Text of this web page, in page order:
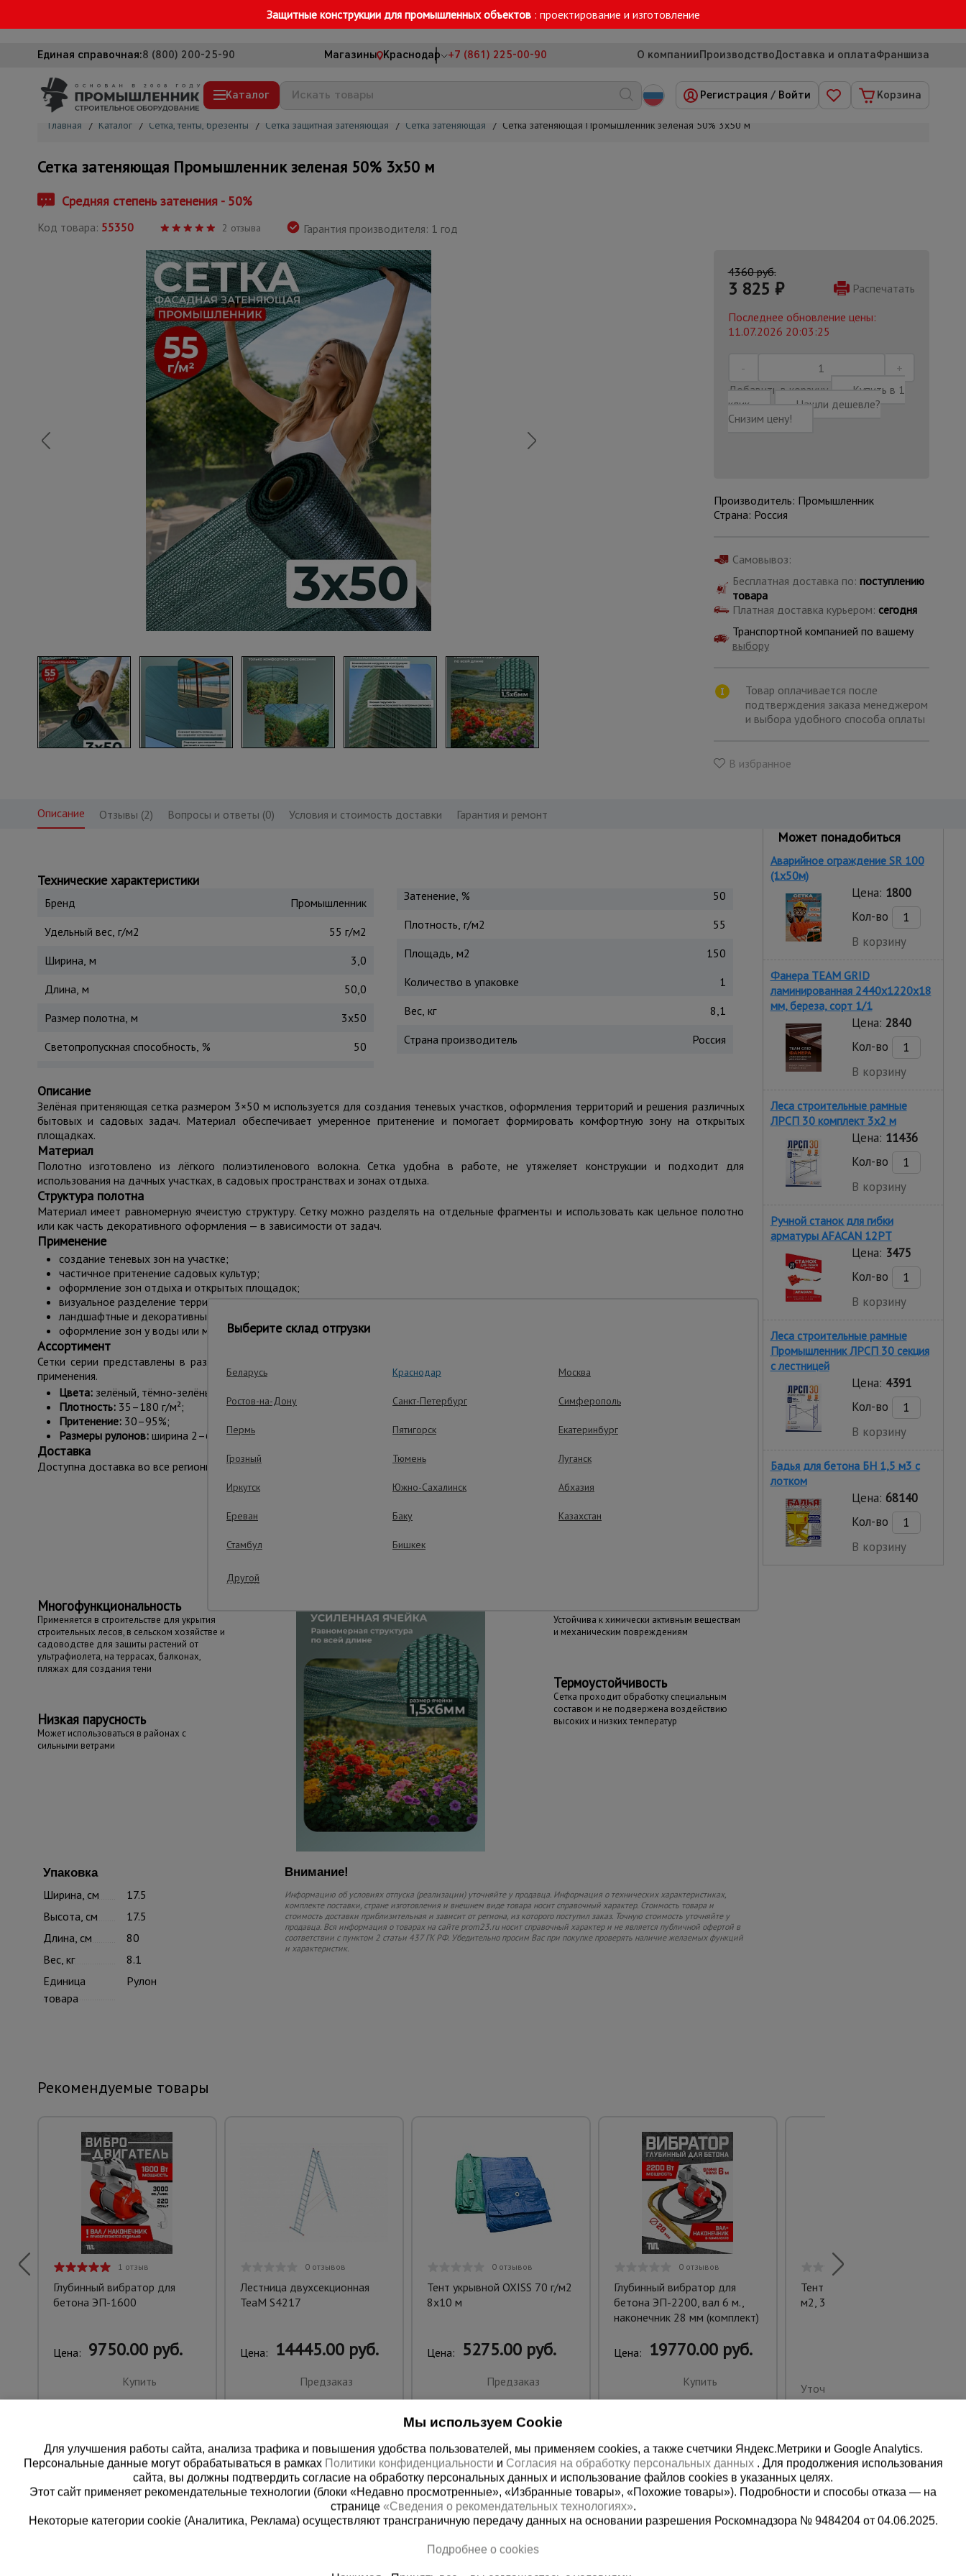
Защитные конструкции для промышленных объектов : проектирование и изготовление
Единая справочная:8 (800) 200-25-90 Магазины Краснодар +7 (861) 225-00-90 О компанииПроизводствоДоставка и оплатаФраншиза
Каталог
Вышки-туры
Подмости строительные
Сетка, тенты, брезенты
Грузоподъемное оборудование
Мусоропровод строительный
Фанера ламинированная
Опалубка
Вибротехника для строительства
Оборудование для работы с арматурой
Оборудование для бетонных работ
Техника для склада
Тачки строительные и садовые
Лестницы и стремянки
Штукатурные комплекты
Сварочные аппараты
Тепловые пушки
Металл и металлообработка
всех
Регистрация / Войти Корзина
Главная / Каталог / Сетка, тенты, брезенты / Сетка защитная затеняющая / Сетка затеняющая / Сетка затеняющая Промышленник зеленая 50% 3х50 м
Сетка затеняющая Промышленник зеленая 50% 3х50 м
Средняя степень затенения - 50%
Код товара: 55350 2 отзыва Гарантия производителя: 1 год
4360 руб.
3 825 ₽
Распечатать
Последнее обновление цены:
11.07.2026 20:03:25
Добавить в корзину
Купить в 1
клик
Нашли дешевле?
Снизим цену!
Производитель: Промышленник
Страна: Россия
Самовывоз:
Бесплатная доставка по: поступлению
товара
Платная доставка курьером: сегодня
Транспортной компанией по вашему
выбору
Товар оплачивается после
подтверждения заказа менеджером
и выбора удобного способа оплаты
В избранное
Описание Отзывы (2) Вопросы и ответы (0) Условия и стоимость доставки Гарантия и ремонт
Технические характеристики
Бренд
Промышленник
Удельный вес, г/м2
55 г/м2
Ширина, м
3,0
Длина, м
50,0
Размер полотна, м
3х50
Светопропускная способность, %
50
Затенение, %
50
Плотность, г/м2
55
Площадь, м2
150
Количество в упаковке
1
Вес, кг
8,1
Страна производитель
Россия
Описание
Зелёная притеняющая сетка размером 3×50 м используется для создания теневых участков, оформления территорий и решения различных
бытовых и садовых задач. Материал обеспечивает умеренное притенение и помогает формировать комфортную зону на открытых
площадках.
Материал
Полотно изготовлено из лёгкого полиэтиленового волокна. Сетка удобна в работе, не утяжеляет конструкции и подходит для
использования на дачных участках, в садовых пространствах и зонах отдыха.
Структура полотна
Материал имеет равномерную ячеистую структуру. Сетку можно разделять на отдельные фрагменты и использовать как цельное полотно
или как часть декоративного оформления — в зависимости от задач.
Применение
создание теневых зон на участке;
частичное притенение садовых культур;
оформление зон отдыха и открытых площадок;
визуальное разделение территории;
ландшафтные и декоративные задачи;
оформление зон у воды или мест проведения мероприятий.
Ассортимент
Сетки серии представлены в различных плотностях, цветах и размерах, что позволяет выбрать подходящий вариант для конкретного
применения.
Цвета:зелёный, тёмно-зелёный, белый, голубой, оранжевый;
Плотность:35–180 г/м²;
Притенение:30–95%;
Размеры рулонов:ширина 2–6 м, длина 10–100 м.
Доставка
Доступна доставка во все регионы России. Материал поставляется в рулонах, удобных для транспортировки и хранения.
Важные преимущества – эффективная работа
Многофункциональность
Применяется в строительстве для укрытия
строительных лесов, в сельском хозяйстве и
садоводстве для защиты растений от
ультрафиолета, на террасах, балконах,
пляжах для создания тени
Низкая парусность
Может использоваться в районах с
сильными ветрами
Устойчива к химически активным веществам
и механическим повреждениям
Термоустойчивость
Сетка проходит обработку специальным
составом и не подвержена воздействию
высоких и низких температур
Упаковка
Ширина, см
17.5
Высота, см
17.5
Длина, см
80
Вес, кг
8.1
Единица
товара
Рулон
Внимание!
Информацию об условиях отпуска (реализации) уточняйте у продавца. Информация о технических характеристиках,
комплекте поставки, стране изготовления и внешнем виде товара носит справочный характер. Стоимость товара и
стоимость доставки приблизительная и зависит от региона, из которого поступил заказ. Точную стоимость уточняйте у
продавца. Вся информация о товарах на сайте prom23.ru носит справочный характер и не является публичной офертой в
соответствии с пунктом 2 статьи 437 ГК РФ. Убедительно просим Вас при покупке проверять наличие желаемых функций
и характеристик.
Может понадобиться
Аварийное ограждение SR 100
(1х50м)
Цена: 1800
Кол-во
В корзину
Фанера TEAM GRID
ламинированная 2440х1220х18
мм, береза, сорт 1/1
Цена: 2840
Кол-во
В корзину
Леса строительные рамные
ЛРСП 30 комплект 3x2 м
Цена: 11436
Кол-во
В корзину
Ручной станок для гибки
арматуры AFACAN 12PT
Цена: 3475
Кол-во
В корзину
Леса строительные рамные
Промышленник ЛРСП 30 секция
с лестницей
Цена: 4391
Кол-во
В корзину
Бадья для бетона БН 1,5 м3 с
лотком
Цена: 68140
Кол-во
В корзину
Рекомендуемые товары
1 отзыв
Глубинный вибратор для
бетона ЭП-1600
Цена: 9750.00 руб.
Купить
0 отзывов
Лестница двухсекционная
TeaM S4217
Цена: 14445.00 руб.
Предзаказ
0 отзывов
Тент укрывной OXISS 70 г/м2
8х10 м
Цена: 5275.00 руб.
Предзаказ
0 отзывов
Глубинный вибратор для
бетона ЭП-2200, вал 6 м.,
наконечник 28 мм (комплект)
Цена: 19770.00 руб.
Купить
Тент укрывной OXISS 180 г/
м2, 3х5 м
Уточнить цену
Выберите склад отгрузки
Беларусь Краснодар Москва
Ростов-на-Дону Санкт-Петербург Симферополь
Пермь Пятигорск Екатеринбург
Грозный Тюмень Луганск
Иркутск Южно-Сахалинск Абхазия
Ереван Баку Казахстан
Стамбул Бишкек
Другой
Мы используем Cookie
Для улучшения работы сайта, анализа трафика и повышения удобства пользователей, мы применяем cookies, а также счетчики Яндекс.Метрики и Google Analytics.
Персональные данные могут обрабатываться в рамках Политики конфиденциальности и Согласия на обработку персональных данных . Для продолжения использования
сайта, вы должны подтвердить согласие на обработку персональных данных и использование файлов cookies в указанных целях.
Этот сайт применяет рекомендательные технологии (блоки «Недавно просмотренные», «Избранные товары», «Похожие товары»). Подробности и способы отказа — на
странице «Сведения о рекомендательных технологиях».
Некоторые категории cookie (Аналитика, Реклама) осуществляют трансграничную передачу данных на основании разрешения Роскомнадзора № 9484204 от 04.06.2025.
Подробнее о cookies